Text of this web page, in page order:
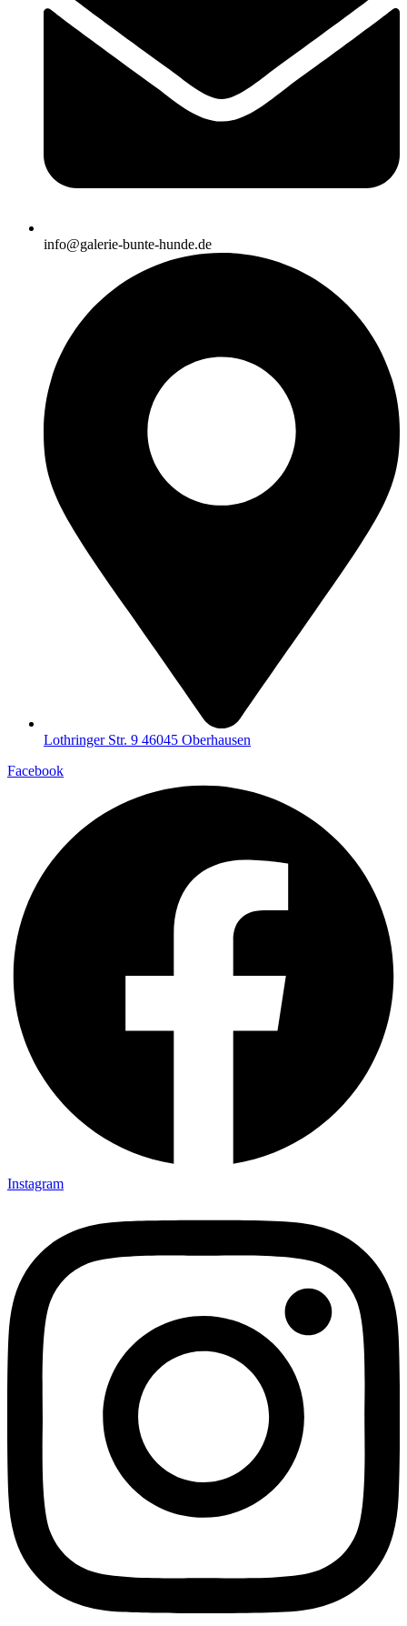
info@galerie-bunte-hunde.de
Lothringer Str. 9 46045 Oberhausen
Facebook
Instagram